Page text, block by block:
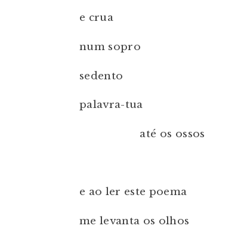
e crua
num sopro
sedento
palavra-tua
até os ossos
e ao ler este poema
me levanta os olhos